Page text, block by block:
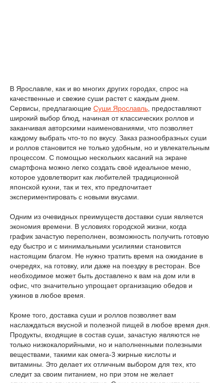
В Ярославле, как и во многих других городах, спрос на
качественные и свежие суши растет с каждым днем.
Сервисы, предлагающие Суши Ярославль , предоставляют
широкий выбор блюд, начиная от классических роллов и
заканчивая авторскими наименованиями, что позволяет
каждому выбрать что-то по вкусу. Заказ разнообразных суши
и роллов становится не только удобным, но и увлекательным
процессом. С помощью нескольких касаний на экране
смартфона можно легко создать своё идеальное меню,
которое удовлетворит как любителей традиционной
японской кухни, так и тех, кто предпочитает
экспериментировать с новыми вкусами.
Одним из очевидных преимуществ доставки суши является
экономия времени. В условиях городской жизни, когда
график зачастую переполнен, возможность получить готовую
еду быстро и с минимальными усилиями становится
настоящим благом. Не нужно тратить время на ожидание в
очередях, на готовку, или даже на поездку в ресторан. Все
необходимое может быть доставлено к вам на дом или в
офис, что значительно упрощает организацию обедов и
ужинов в любое время.
Кроме того, доставка суши и роллов позволяет вам
наслаждаться вкусной и полезной пищей в любое время дня.
Продукты, входящие в состав суши, зачастую являются не
только низкокалорийными, но и наполненными полезными
веществами, такими как омега-3 жирные кислоты и
витамины. Это делает их отличным выбором для тех, кто
следит за своим питанием, но при этом не желает